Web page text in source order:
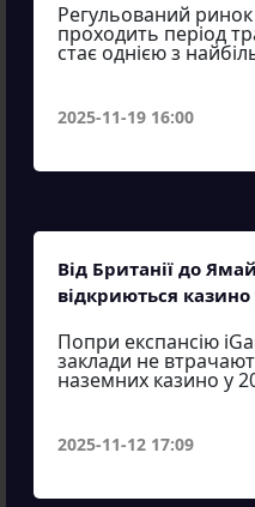
Регульований
проходить період
стає однією з
2025-11-19 16:00
Від Британії до
відкриються казино
Попри експансію
заклади не
наземних казино у
2025-11-12 17:09